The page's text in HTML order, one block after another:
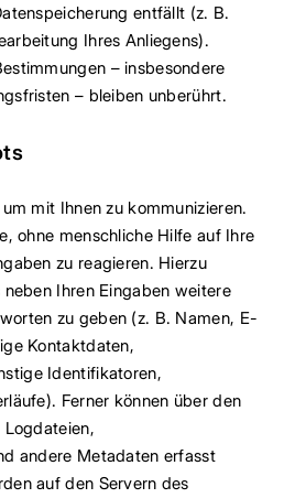
entfällt (z. B.
Ihres Anliegens).
– insbesondere
– bleiben unberührt.
mit Ihnen zu kommunizieren.
ohne menschliche Hilfe auf Ihre
zu reagieren. Hierzu
Ihren Eingaben weitere
zu geben (z. B. Namen, E-
Kontaktdaten,
Identifikatoren,
Ferner können über den
andere Metadaten erfasst
auf den Servern des